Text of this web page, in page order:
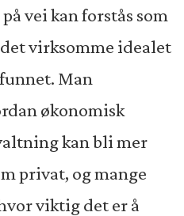
vei kan forstås som
virksomme idealet
Man
økonomisk
kan bli mer
privat, og mange
viktig det er å